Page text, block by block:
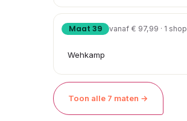
Maat 39 vanaf € 97,99 · 1 shop
Wehkamp
Toon alle 7 maten →